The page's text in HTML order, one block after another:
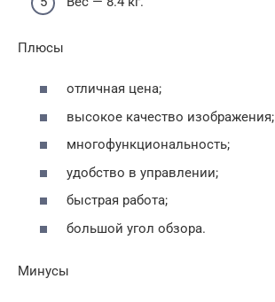
Плюсы
отличная цена;
высокое качество изображения;
многофункциональность;
удобство в управлении;
быстрая работа;
большой угол обзора.
Минусы